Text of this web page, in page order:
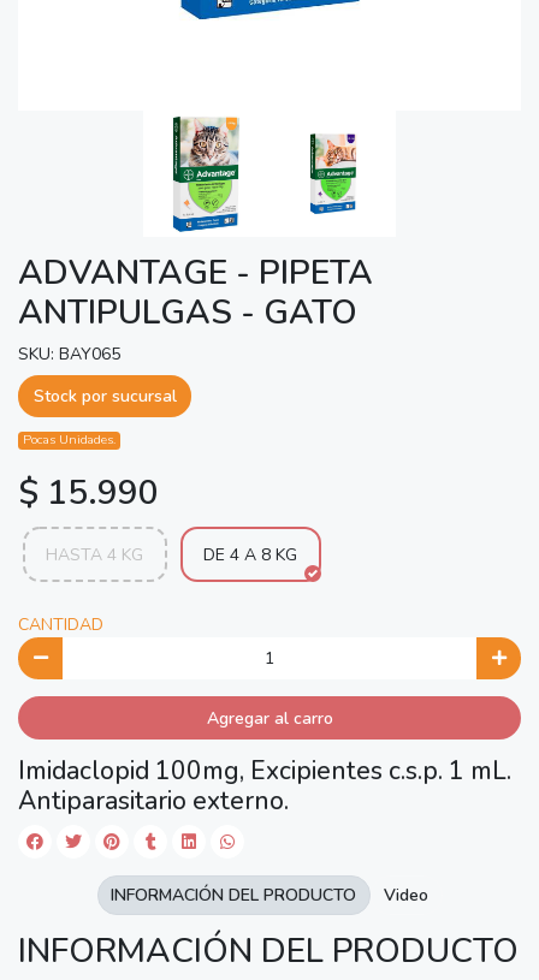
ADVANTAGE - PIPETA
ANTIPULGAS - GATO
SKU: BAY065
Stock por sucursal
Pocas Unidades.
$ 15.990
HASTA 4 KG DE 4 A 8 KG
CANTIDAD
Agregar al carro
Imidaclopid 100mg, Excipientes c.s.p. 1 mL.
Antiparasitario externo.
INFORMACIÓN DEL PRODUCTO
INFORMACIÓN DEL PRODUCTO Video